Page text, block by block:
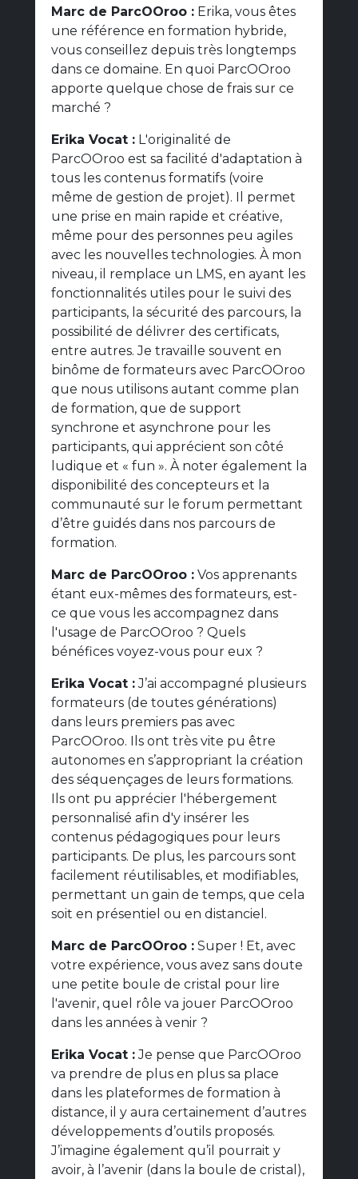
Marc de ParcOOroo : Erika, vous êtes
une référence en formation hybride,
vous conseillez depuis très longtemps
dans ce domaine. En quoi ParcOOroo
apporte quelque chose de frais sur ce
marché ?
Erika Vocat : L'originalité de
ParcOOroo est sa facilité d'adaptation à
tous les contenus formatifs (voire
même de gestion de projet). Il permet
une prise en main rapide et créative,
même pour des personnes peu agiles
avec les nouvelles technologies. À mon
niveau, il remplace un LMS, en ayant les
fonctionnalités utiles pour le suivi des
participants, la sécurité des parcours, la
possibilité de délivrer des certificats,
entre autres. Je travaille souvent en
binôme de formateurs avec ParcOOroo
que nous utilisons autant comme plan
de formation, que de support
synchrone et asynchrone pour les
participants, qui apprécient son côté
ludique et « fun ». À noter également la
disponibilité des concepteurs et la
communauté sur le forum permettant
d’être guidés dans nos parcours de
formation.
Marc de ParcOOroo : Vos apprenants
étant eux-mêmes des formateurs, est-
ce que vous les accompagnez dans
l'usage de ParcOOroo ? Quels
bénéfices voyez-vous pour eux ?
Erika Vocat :J’ai accompagné plusieurs
formateurs (de toutes générations)
dans leurs premiers pas avec
ParcOOroo. Ils ont très vite pu être
autonomes en s’appropriant la création
des séquençages de leurs formations.
Ils ont pu apprécier l'hébergement
personnalisé afin d'y insérer les
contenus pédagogiques pour leurs
participants. De plus, les parcours sont
facilement réutilisables, et modifiables,
permettant un gain de temps, que cela
soit en présentiel ou en distanciel.
Marc de ParcOOroo : Super ! Et, avec
votre expérience, vous avez sans doute
une petite boule de cristal pour lire
l'avenir, quel rôle va jouer ParcOOroo
dans les années à venir ?
Erika Vocat :Je pense que ParcOOroo
va prendre de plus en plus sa place
dans les plateformes de formation à
distance, il y aura certainement d’autres
développements d’outils proposés.
J’imagine également qu’il pourrait y
avoir, à l’avenir (dans la boule de cristal),